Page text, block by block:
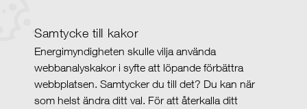
Samtycke till kakor
Energimyndigheten skulle vilja använda
webbanalyskakor i syfte att löpande förbättra
webbplatsen. Samtycker du till det? Du kan när
som helst ändra ditt val. För att återkalla ditt